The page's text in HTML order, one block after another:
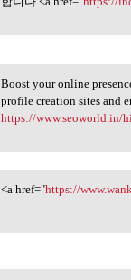
Boost your online
Boost your online
profile creation sites and
https://www.seoworld.in/
<a href="https://www
<a href="https://